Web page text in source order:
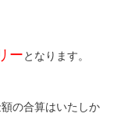
ーとなります。
の合算はいたしか